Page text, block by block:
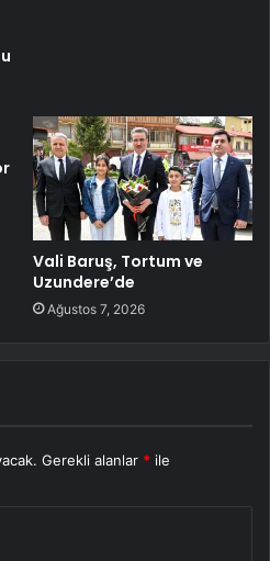
Vali Baruş, Tortum ve
Uzundere’de
Ağustos 7, 2026
Gerekli alanlar * ile